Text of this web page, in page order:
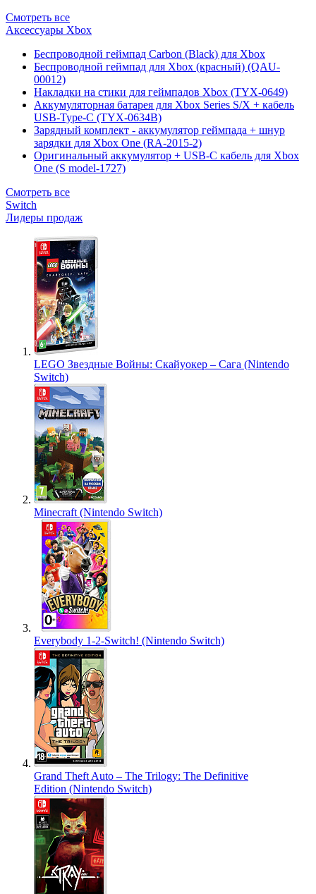
Смотреть все
Аксессуары Xbox
Беспроводной геймпад Carbon (Black) для Xbox
Беспроводной геймпад для Xbox (красный) (QAU-
00012)
Накладки на стики для геймпадов Xbox (TYX-0649)
Аккумуляторная батарея для Xbox Series S/X + кабель
USB-Type-C (TYX-0634B)
Зарядный комплект - аккумулятор геймпада + шнур
зарядки для Xbox One (RA-2015-2)
Оригинальный аккумулятор + USB-C кабель для Xbox
One (S model-1727)
Смотреть все
Switch
Лидеры продаж
LEGO Звездные Войны: Скайуокер – Сага (Nintendo
Switch)
Minecraft (Nintendo Switch)
Everybody 1-2-Switch! (Nintendo Switch)
Grand Theft Auto – The Trilogy: The Definitive
Edition (Nintendo Switch)